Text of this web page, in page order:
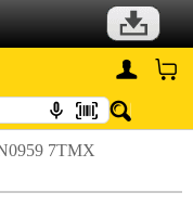
7TMX